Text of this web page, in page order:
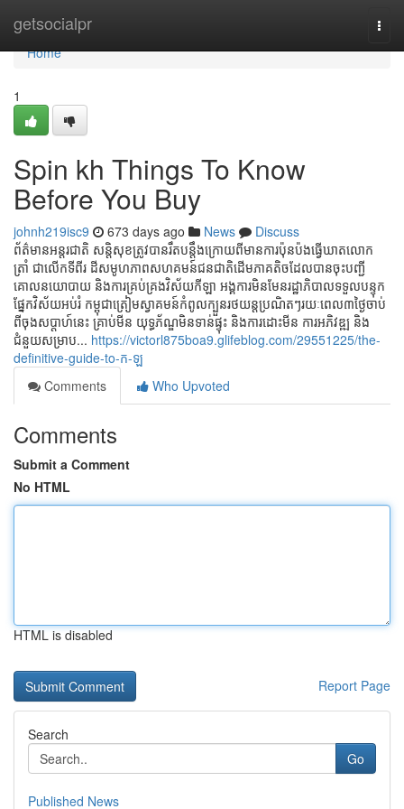
getsocialpr
Home
Home
1
Spin kh Things To Know
Before You Buy
johnh219isc9 673 days ago News
Discuss
ព័ត៌មានអន្តរជាតិ សន្តិសុខត្រូវបានរឹតបន្តឹងក្រោយពីមានការប៉ុនប៉ងធ្វើឃាតលោក
ត្រាំ ជាលើកទីពីរ ដី​សមូហភាព​សហគមន៍​ជនជាតិ​ដើម​ភាគតិច​ដែល​បាន​ចុះបញ្ជី​
គោលនយោបាយ និងការគ្រប់គ្រងវិស័យកីឡា អង្គការមិនមែនរដ្ឋាភិបាលទទួលបន្ទុក
ផ្នែកវិស័យអប់រំ កម្ពុជា​ត្រៀម​ស្វាគមន៍​កំពូល​ក្បួន​រថយន្ដ​ប្រណិតៗ​រយៈពេល​៣​ថ្ងៃ​ចាប់​
ពី​ចុង​សប្ដាហ៍​នេះ គ្រាប់មីន យុទ្ធភ័ណ្ឌមិនទាន់ផ្ទុះ និងការដោះមីន ការអភិវឌ្ឍ និង
ជំនួយសម្រាប... https://victorl875boa9.glifeblog.com/29551225/the-
definitive-guide-to-ក-ឡ
Comments
Who Upvoted
Comments
Submit a Comment
No HTML
HTML is disabled
Report Page
Search
Go
Published News